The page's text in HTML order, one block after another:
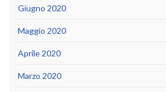
Giugno 2020
Maggio 2020
Aprile 2020
Marzo 2020